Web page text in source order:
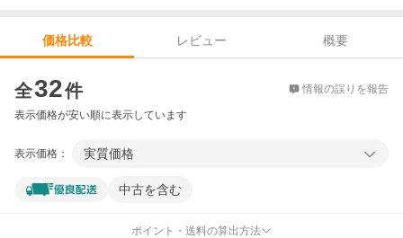
価格比較 レビュー
概要
全32件 情報の誤りを報告
表示価格が安い順に表示しています
表示価格： 実質価格
中古を含む
ポイント・送料の算出方法